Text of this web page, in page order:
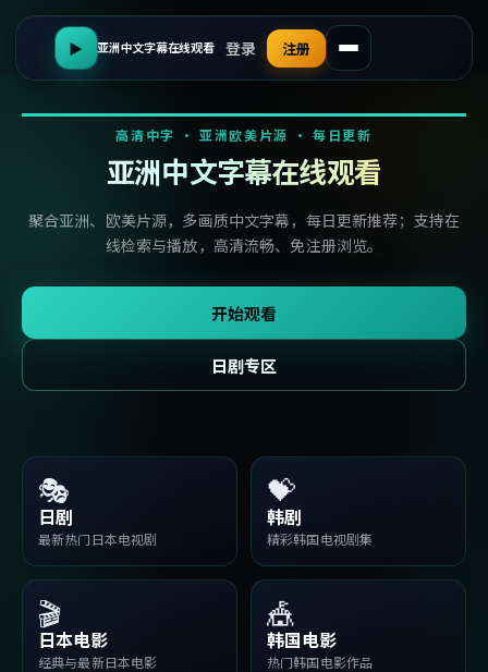
▶ 亚洲中文字幕在线观看 登录 注册
高清中字 · 亚洲欧美片源 · 每日更新
亚洲中文字幕在线观看
聚合亚洲、欧美片源，多画质中文字幕，每日更新推荐；支持在
线检索与播放，高清流畅、免注册浏览。
开始观看
日剧专区
🎭
日剧
最新热门日本电视剧
💝
韩剧
精彩韩国电视剧集
🎬
日本电影
经典与最新日本电影
🎪
韩国电影
热门韩国电影作品